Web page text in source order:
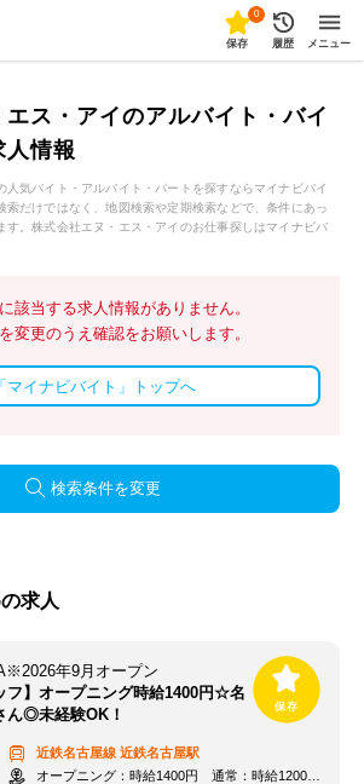
0
保存 履歴 メニュー
ス・アイのアルバイト・バイ
人情報
人気バイト・アルバイト・パートを探すならマイナビバイ
索だけではなく、地図検索や定期検索などで、条件にあっ
す。株式会社エヌ・エス・アイのお仕事探しはマイナビバ
該当する求人情報がありません。
変更のうえ確認をお願いします。
「マイナビバイト」トップへ
検索条件を変更
求人
年9月オープン
フ】オープニング時給1400円☆名
ん◎未経験OK！
近鉄名古屋線 近鉄名古屋駅
オープニング：時給1400円 通常：時給1200円～＋交通費全額支給